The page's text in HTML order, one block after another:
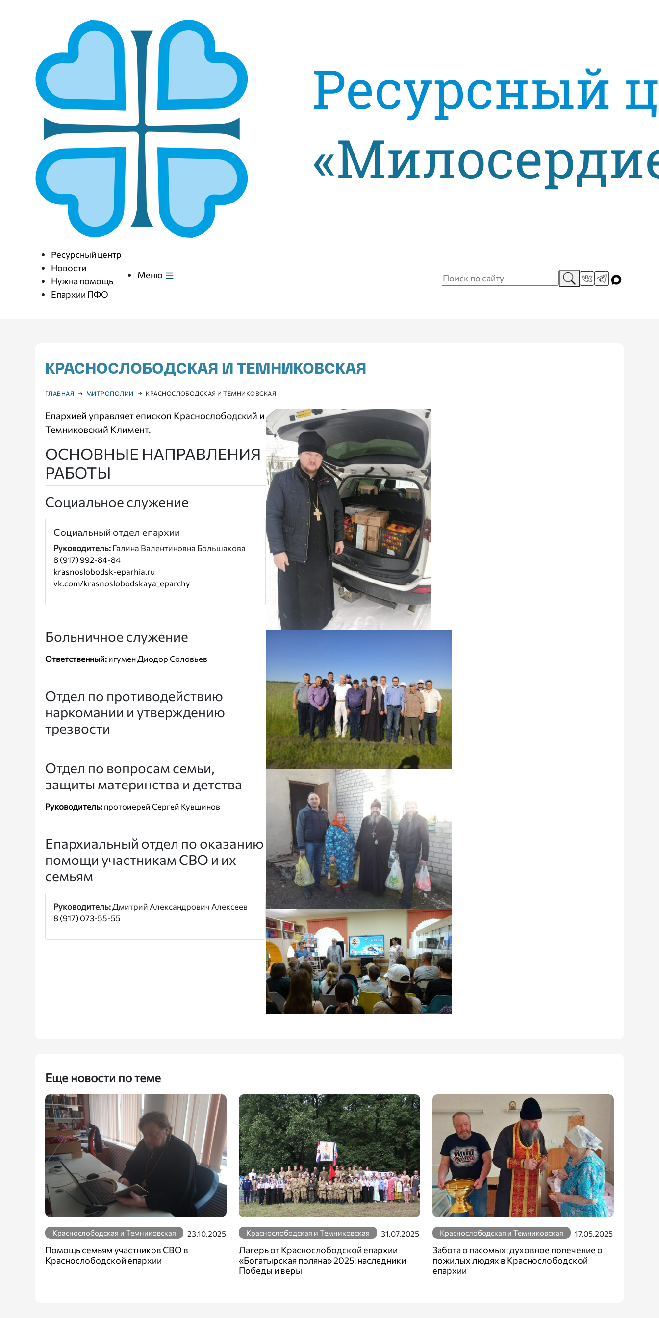
Ресурсный центр
Новости
Нужна помощь
Епархии ПФО
Меню
КРАСНОСЛОБОДСКАЯ И ТЕМНИКОВСКАЯ
ГЛАВНАЯ МИТРОПОЛИИ КРАСНОСЛОБОДСКАЯ И ТЕМНИКОВСКАЯ
Епархией управляет епископ Краснослободский и
Темниковский Климент.
ОСНОВНЫЕ НАПРАВЛЕНИЯ
РАБОТЫ
Социальное служение
Социальный отдел епархии
Руководитель: Галина Валентиновна Большакова
8 (917) 992-84-84
krasnoslobodsk-eparhia.ru
vk.com/krasnoslobodskaya_eparchy
Больничное служение
Ответственный: игумен Диодор Соловьев
Отдел по противодействию
наркомании и утверждению
трезвости
Отдел по вопросам семьи,
защиты материнства и детства
Руководитель: протоиерей Сергей Кувшинов
Епархиальный отдел по оказанию
помощи участникам СВО и их
семьям
Руководитель:Дмитрий Александрович Алексеев
8 (917) 073-55-55
Еще новости по теме
Краснослободская и Темниковская 23.10.2025
Помощь семьям участников СВО в
Краснослободской епархии
Краснослободская и Темниковская 31.07.2025
Лагерь от Краснослободской епархии
«Богатырская поляна» 2025: наследники
Победы и веры
Краснослободская и Темниковская 17.05.2025
Забота о пасомых: духовное попечение о
пожилых людях в Краснослободской
епархии